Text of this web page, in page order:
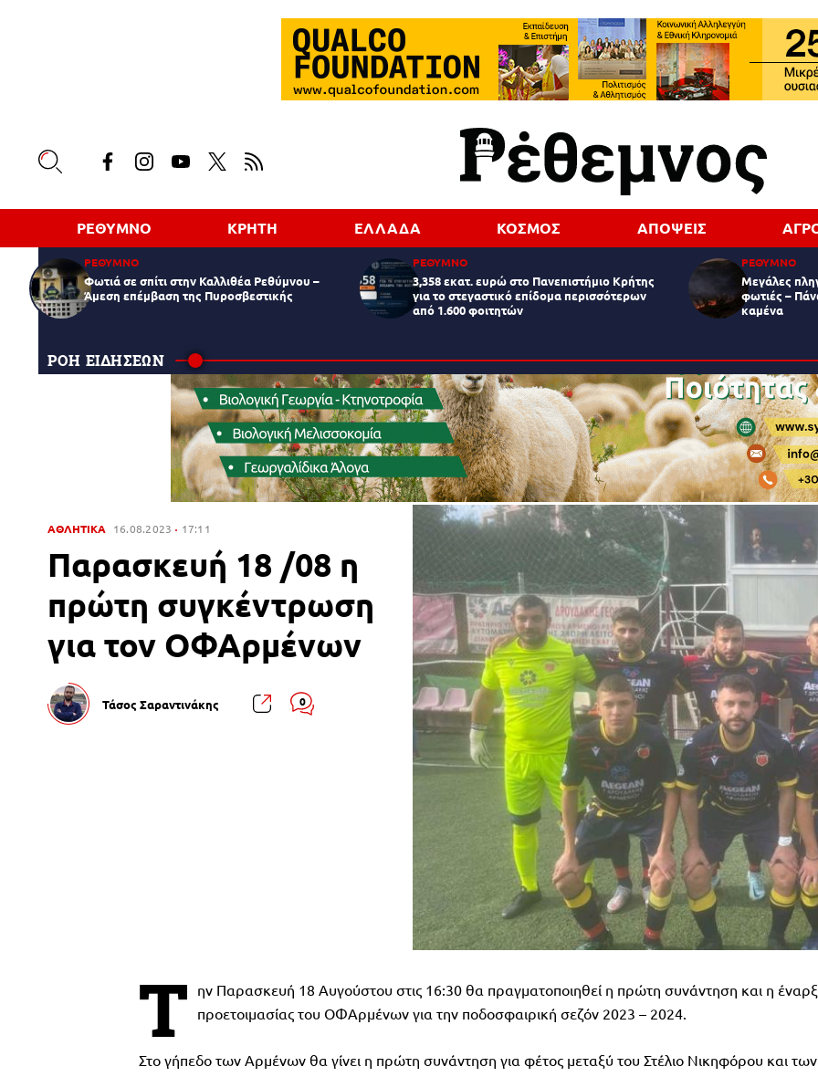
ΡΕΘΥΜΝΟ ΚΡΗΤΗ ΕΛΛΑΔΑ ΚΟΣΜΟΣ ΑΠΟΨΕΙΣ
ΡΕΘΥΜΝΟ
Φωτιά σε σπίτι στην Καλλιθέα Ρεθύμνου –
Άμεση επέμβαση της Πυροσβεστικής
ΡΕΘΥΜΝΟ
3,358 εκατ. ευρώ στο Πανεπιστήμιο Κρήτης
για το στεγαστικό επίδομα περισσότερων
από 1.600 φοιτητών
ΡΕΘΥΜΝΟ
Μεγάλες
φωτιές –
καμένα
ΡΟΗ ΕΙΔΗΣΕΩΝ
ΑΘΛΗΤΙΚΑ 16.08.2023 17:11
Παρασκευή 18 /08 η
πρώτη συγκέντρωση
για τον ΟΦΑρμένων
Τάσος Σαραντινάκης 0
Τ ην Παρασκευή 18 Αυγούστου στις 16:30 θα πραγματοποιηθεί η πρώτη συνάντηση και η
προετοιμασίας του ΟΦΑρμένων για την ποδοσφαιρική σεζόν 2023 – 2024.
Στο γήπεδο των Αρμένων θα γίνει η πρώτη συνάντηση για φέτος μεταξύ του Στέλιο Νικηφόρου και των